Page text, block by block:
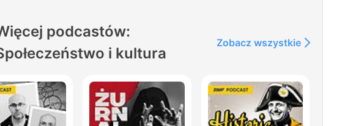
podcastów:
i kultura
Zobacz wszystkie